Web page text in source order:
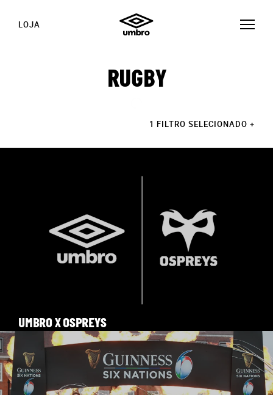
LOJA
RUGBY
1 FILTRO SELECIONADO +
UMBRO X OSPREYS